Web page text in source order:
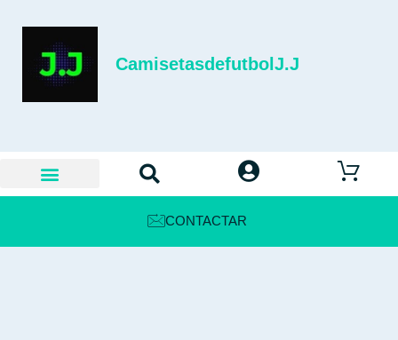
CamisetasdefutbolJ.J
CONTACTAR